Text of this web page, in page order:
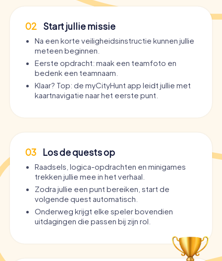
02 Start jullie missie
Na een korte veiligheidsinstructie kunnen jullie
meteen beginnen.
Eerste opdracht: maak een teamfoto en
bedenk een teamnaam.
Klaar? Top: de myCityHunt app leidt jullie met
kaartnavigatie naar het eerste punt.
03 Los de quests op
Raadsels, logica-opdrachten en minigames
trekken jullie mee in het verhaal.
Zodra jullie een punt bereiken, start de
volgende quest automatisch.
Onderweg krijgt elke speler bovendien
uitdagingen die passen bij zijn rol.